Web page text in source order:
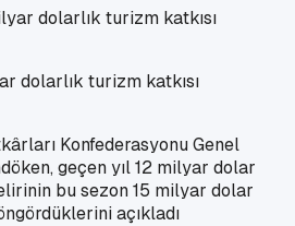
dolarlık turizm katkısı
Konfederasyonu Genel
geçen yıl 12 milyar dolar
bu sezon 15 milyar dolar
açıkladı